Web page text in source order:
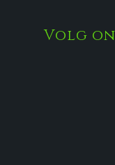
Volg